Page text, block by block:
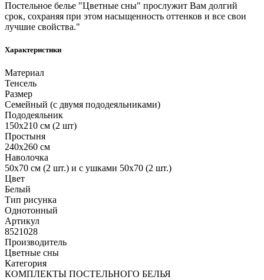
Постельное белье "Цветные сны" прослужит Вам долгий
срок, сохраняя при этом насыщенность оттенков и все свои
лучшие свойства."
Характеристики
Материал
Тенсель
Размер
Семейный (с двумя пододеяльниками)
Пододеяльник
150х210 см (2 шт)
Простыня
240х260 см
Наволочка
50х70 см (2 шт.) и с ушками 50х70 (2 шт.)
Цвет
Белый
Тип рисунка
Однотонный
Артикул
8521028
Производитель
Цветные сны
Категория
КОМПЛЕКТЫ ПОСТЕЛЬНОГО БЕЛЬЯ